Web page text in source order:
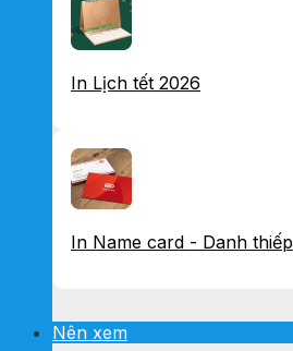
In Lịch tết 2026
In Name card - Danh thiếp
Nên xem